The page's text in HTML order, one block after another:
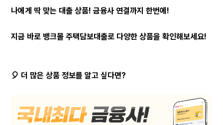
나에게 딱 맞는 대출 상품! 금융사 연결까지 한번에!
지금 바로 뱅크몰 주택담보대출로 다양한 상품을 확인해보세요!
🎈 더 많은 상품 정보를 알고 싶다면?